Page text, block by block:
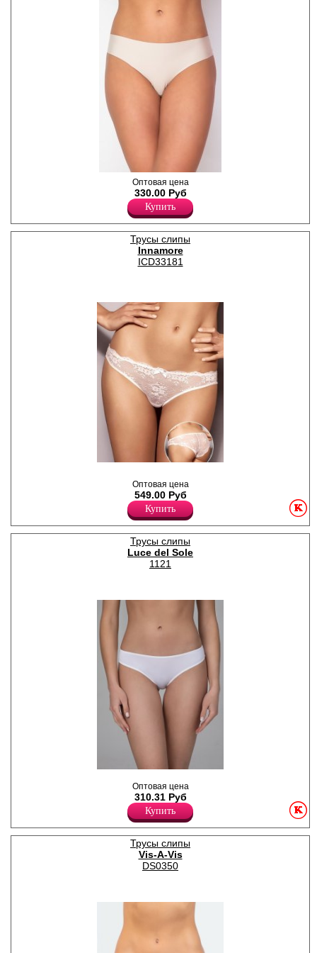
Трусики-слипы из
полиамидного полотна
нового поколения, с
кружевной задней частью.
Изготовлены по принципу
бесшовной технологии.
Лайкра 10%
Полиамид 90%
Оптовая цена
330.00 Руб
Купить
Трусы слипы
Innamore
ICD33181
кружевные, атласный
Полиамид 87%
Эластан 13%
Оптовая цена
549.00 Руб
Купить
Трусы слипы
Luce del Sole
1121
Лайкра 15%
Полиамид 80%
Хлопок 5%
Оптовая цена
310.31 Руб
Купить
Трусы слипы
Vis-A-Vis
DS0350